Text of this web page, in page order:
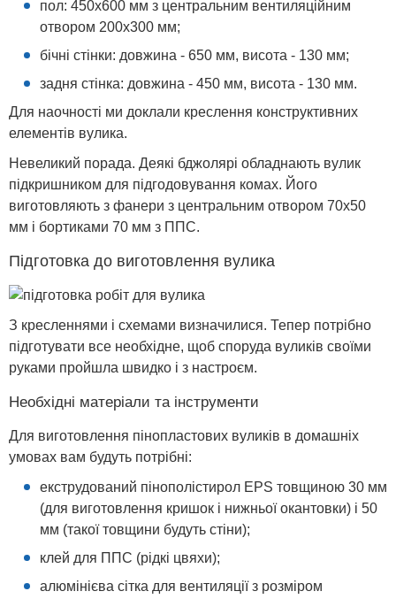
пол: 450х600 мм з центральним вентиляційним
отвором 200х300 мм;
бічні стінки: довжина - 650 мм, висота - 130 мм;
задня стінка: довжина - 450 мм, висота - 130 мм.
Для наочності ми доклали креслення конструктивних
елементів вулика.
Невеликий порада. Деякі бджолярі обладнають вулик
підкришником для підгодовування комах. Його
виготовляють з фанери з центральним отвором 70х50
мм і бортиками 70 мм з ППС.
Підготовка до виготовлення вулика
З кресленнями і схемами визначилися. Тепер потрібно
підготувати все необхідне, щоб споруда вуликів своїми
руками пройшла швидко і з настроєм.
Необхідні матеріали та інструменти
Для виготовлення пінопластових вуликів в домашніх
умовах вам будуть потрібні:
екструдований пінополістирол EPS товщиною 30 мм
(для виготовлення кришок і нижньої окантовки) і 50
мм (такої товщини будуть стіни);
клей для ППС (рідкі цвяхи);
алюмінієва сітка для вентиляції з розміром